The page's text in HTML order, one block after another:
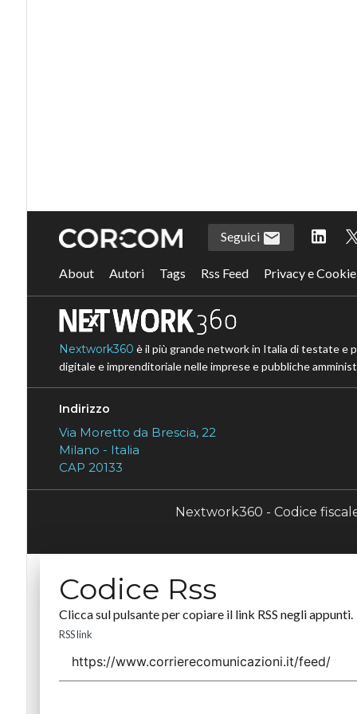
Seguici
About Autori Tags Rss Feed Privacy e
Nextwork360 è il più grande network in Italia di testate e
digitale e imprenditoriale nelle imprese e pubbliche
Indirizzo
Via Moretto da Brescia, 22
Milano - Italia
CAP 20133
Nextwork360 - Codice
Codice Rss
Clicca sul pulsante per copiare il link RSS negli appunti.
RSS link